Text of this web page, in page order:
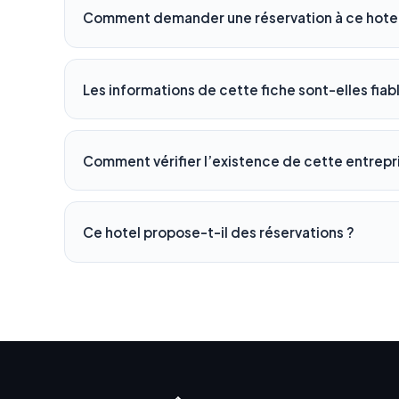
Comment demander une réservation à ce
Les informations de cette fiche sont-elles
Comment vérifier l’existence de cette
Ce hotel propose-t-il des réservations ?